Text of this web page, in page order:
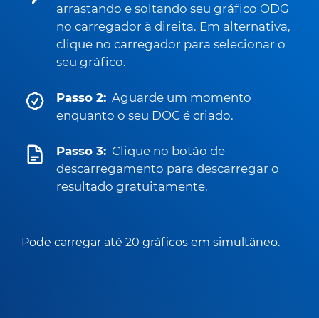
arrastando e soltando seu gráfico ODG
no carregador à direita. Em alternativa,
clique no carregador para selecionar o
seu gráfico.
Passo 2: Aguarde um momento
enquanto o seu DOC é criado.
Passo 3: Clique no botão de
descarregamento para descarregar o
resultado gratuitamente.
Pode carregar até 20 gráficos em simultâneo.